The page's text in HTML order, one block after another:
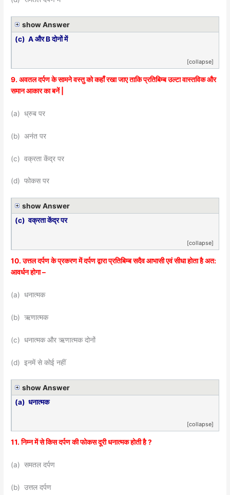
show Answer
(c) A और B दोनों में
[collapse]
9. अवतल दर्पण के सामने वस्तु को कहाँ रखा जाए ताकि प्रतिबिम्ब उल्टा वास्तविक और
समान आकार का बनें |
(a) ध्रुब पर
(b) अनंत पर
(c) वक्रता केंद्र पर
(d) फोकस पर
show Answer
(c) वक्रता केंद्र पर
[collapse]
10. उत्तल दर्पण के प्रकरण में दर्पण द्वारा प्रतिबिम्ब सदैव आभासी एवं सीधा होता है अत:
आवर्धन होगा –
(a) धनात्मक
(b) ऋणात्मक
(c) धनात्मक और ऋणात्मक दोनों
(d) इनमें से कोई नहीं
show Answer
(a) धनात्मक
[collapse]
11. निम्न में से किस दर्पण की फोकस दूरी धनात्मक होती है ?
(a) समतल दर्पण
(b) उत्तल दर्पण